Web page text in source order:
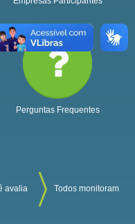
Perguntas Frequentes
avalia Todos monitoram